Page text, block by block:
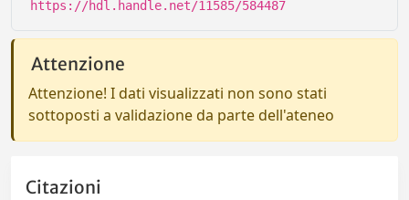
https://hdl.handle.net/11585/584487
Attenzione
Attenzione! I dati visualizzati non sono stati
sottoposti a validazione da parte dell'ateneo
Citazioni